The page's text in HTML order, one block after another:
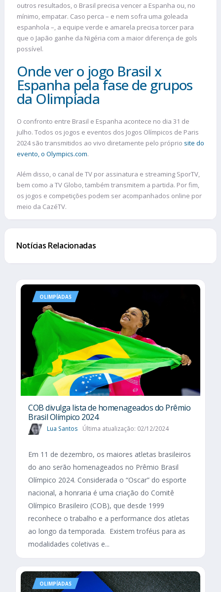
outros resultados, o Brasil precisa vencer a Espanha ou, no
mínimo, empatar. Caso perca – e nem sofra uma goleada
espanhola –, a equipe verde e amarela precisa torcer para
que o Japão ganhe da Nigéria com a maior diferença de gols
possível.
Onde ver o jogo Brasil x
Espanha pela fase de grupos
da Olimpíada
O confronto entre Brasil e Espanha acontece no dia 31 de
julho. Todos os jogos e eventos dos Jogos Olímpicos de Paris
2024 são transmitidos ao vivo diretamente pelo próprio site do
evento, o Olympics.com.
Além disso, o canal de TV por assinatura e streaming SporTV,
bem como a TV Globo, também transmitem a partida. Por fim,
os jogos e competições podem ser acompanhados online por
meio da CazéTV.
Notícias Relacionadas
OLIMPÍADAS
COB divulga lista de homenageados do Prêmio
Brasil Olímpico 2024
Lua Santos Última atualização: 02/12/2024
Em 11 de dezembro, os maiores atletas brasileiros
do ano serão homenageados no Prêmio Brasil
Olímpico 2024. Considerada o “Oscar” do esporte
nacional, a honraria é uma criação do Comitê
Olímpico Brasileiro (COB), que desde 1999
reconhece o trabalho e a performance dos atletas
ao longo da temporada. Existem troféus para as
modalidades coletivas e...
OLIMPÍADAS